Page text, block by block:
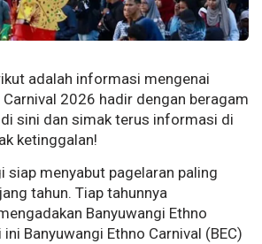
adalah informasi mengenai
Carnival 2026 hadir dengan beragam
sini dan simak terus informasi di
ketinggalan!
siap menyabut pagelaran paling
tahun. Tiap tahunnya
Banyuwangi Ethno
Banyuwangi Ethno Carnival (BEC)